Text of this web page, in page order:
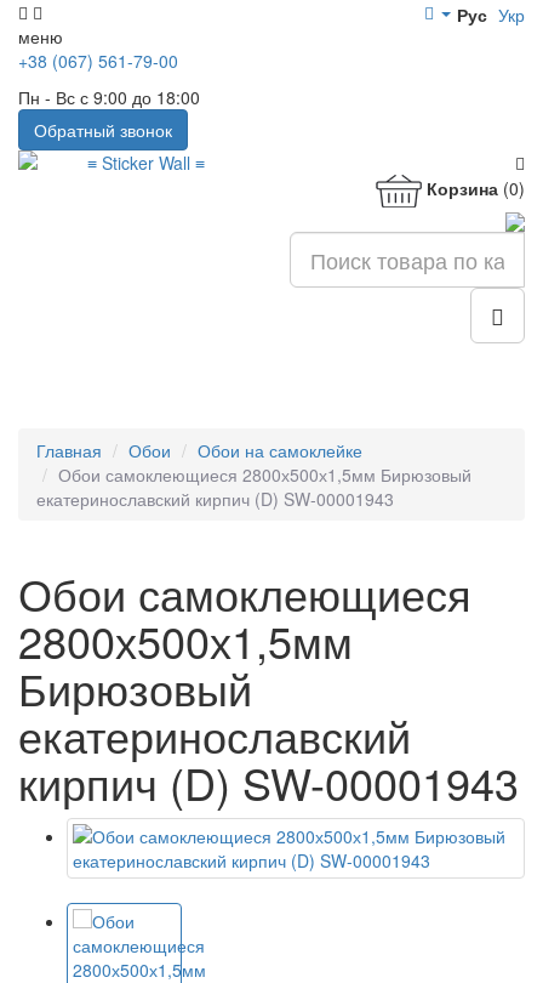
меню
Рус Укр
+38 (067) 561-79-00
Пн - Вс с 9:00 до 18:00
Обратный звонок
Корзина (0)
Главная Обои
Обои на самоклейке
Обои самоклеющиеся 2800х500х1,5мм Бирюзовый
екатеринославский кирпич (D) SW-00001943
Обои самоклеющиеся
2800х500х1,5мм
Бирюзовый
екатеринославский
кирпич (D) SW-00001943